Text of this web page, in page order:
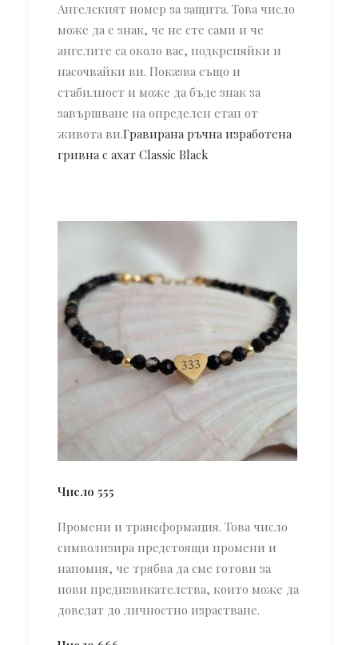
Ангелският номер за защита. Това число
може да е знак, че не сте сами и че
ангелите са около вас, подкрепяйки и
насочвайки ви. Показва също и
стабилност и може да бъде знак за
завършване на определен етап от
живота ви.Гравирана ръчна изработена
гривна с ахат Classic Black
Число 555
Промени и трансформация. Това число
символизира предстоящи промени и
напомня, че трябва да сме готови за
нови предизвикателства, които може да
доведат до личностно израстване.